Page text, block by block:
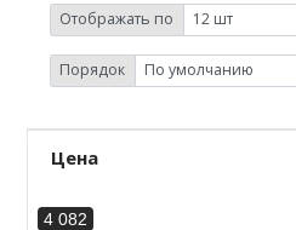
Отображать по
Порядок
Цена
4 082
Jordan Tatum
Air Jordan 40
Air Jordan 39
adidas Samba
adidas Handball
adidas Adistar